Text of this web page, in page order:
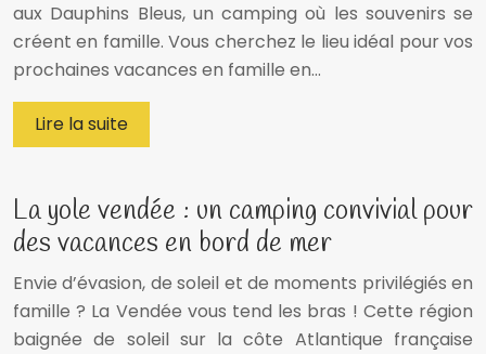
aux Dauphins Bleus, un camping où les souvenirs se
créent en famille. Vous cherchez le lieu idéal pour vos
prochaines vacances en famille en…
Lire la suite
La yole vendée : un camping convivial pour
des vacances en bord de mer
Envie d’évasion, de soleil et de moments privilégiés en
famille ? La Vendée vous tend les bras ! Cette région
baignée de soleil sur la côte Atlantique française